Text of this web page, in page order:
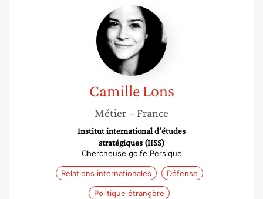
Camille
Lons
Camille Lons
Métier– France
Institut international d’études
stratégiques (IISS)
Chercheuse golfe Persique
Relations internationales Défense
Politique étrangère